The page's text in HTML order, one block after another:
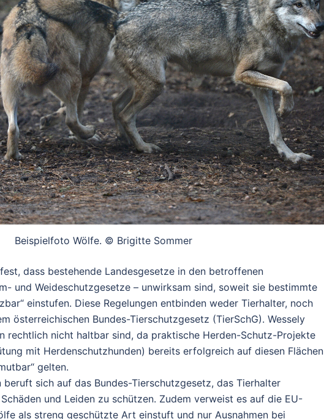
Beispielfoto Wölfe. © Brigitte Sommer
dass bestehende Landesgesetze in den betroffenen
und Weideschutzgesetze – unwirksam sind, soweit sie bestimmte
einstufen. Diese Regelungen entbinden weder Tierhalter, noch
österreichischen Bundes-Tierschutzgesetz (TierSchG). Wessely
rechtlich nicht haltbar sind, da praktische Herden-Schutz-Projekte
mit Herdenschutzhunden) bereits erfolgreich auf diesen Flächen
gelten.
beruft sich auf das Bundes-Tierschutzgesetz, das Tierhalter
und Leiden zu schützen. Zudem verweist es auf die EU-
als streng geschützte Art einstuft und nur Ausnahmen bei